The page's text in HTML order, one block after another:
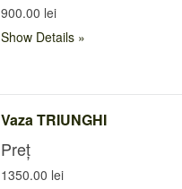
900.00 lei
Show Details
Vaza TRIUNGHI
Preț
1350.00 lei